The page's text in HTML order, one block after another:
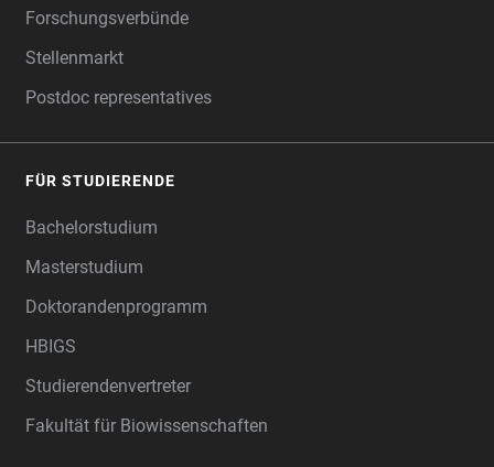
Forschungsverbünde
Stellenmarkt
Postdoc representatives
FÜR STUDIERENDE
Bachelorstudium
Masterstudium
Doktorandenprogramm
HBIGS
Studierendenvertreter
Fakultät für Biowissenschaften